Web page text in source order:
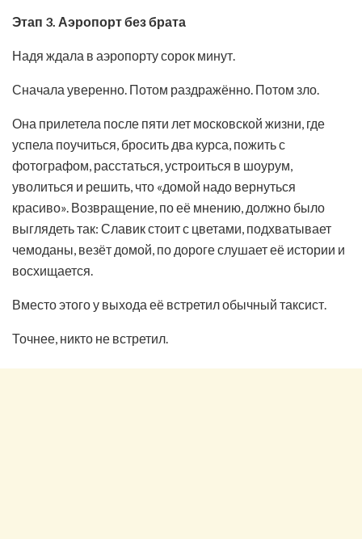
Этап 3. Аэропорт без брата
Надя ждала в аэропорту сорок минут.
Сначала уверенно. Потом раздражённо. Потом зло.
Она прилетела после пяти лет московской жизни, где
успела поучиться, бросить два курса, пожить с
фотографом, расстаться, устроиться в шоурум,
уволиться и решить, что «домой надо вернуться
красиво». Возвращение, по её мнению, должно было
выглядеть так: Славик стоит с цветами, подхватывает
чемоданы, везёт домой, по дороге слушает её истории и
восхищается.
Вместо этого у выхода её встретил обычный таксист.
Точнее, никто не встретил.